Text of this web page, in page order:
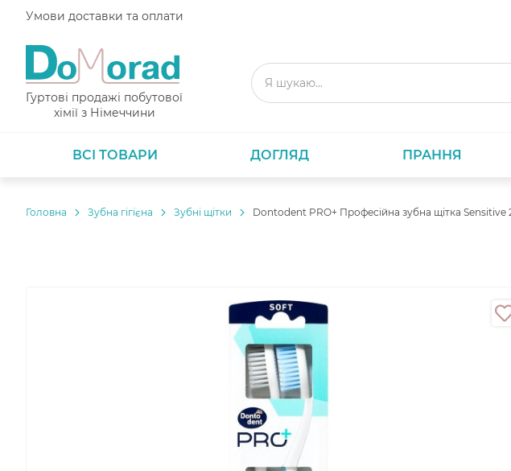
Умови доставки та оплати
Гуртові продажі побутової
хімії з Німеччини
ВСІ ТОВАРИ ДОГЛЯД ПРАННЯ
Головнa Зубна гігієна Зубні щітки Dontodent PRO+ Професійна зубна щітка Sensitive